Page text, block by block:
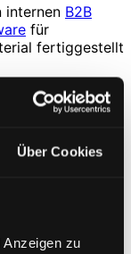
Über Cookies
zu
internen B2B
für
fertiggestellt
den Zuschlag
derShop im
wie der SSO
zum SAP